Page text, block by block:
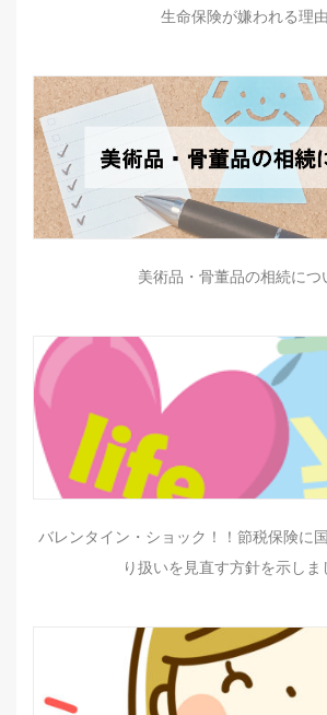
生命保険が嫌われる理由
美術品・骨董品の相続につ
バレンタイン・ショック！！節税保険に
り扱いを見直す方針を示しま